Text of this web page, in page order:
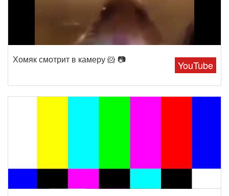
YouTube
Хомяк смотрит в камеру 🐹 📷